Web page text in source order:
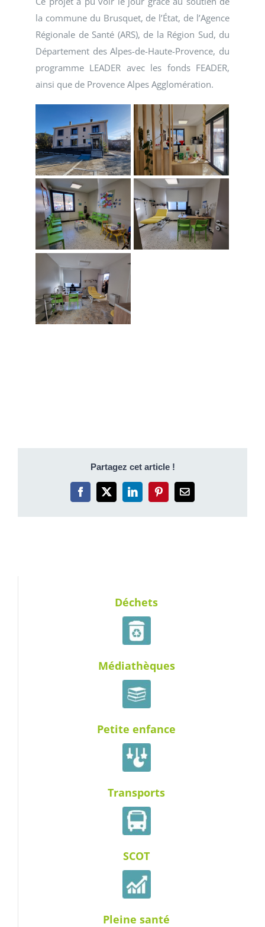
la commune du Brusquet, de l’État, de l’Agence
Régionale de Santé (ARS), de la Région Sud, du
Département des Alpes-de-Haute-Provence, du
programme LEADER avec les fonds FEADER,
ainsi que de Provence Alpes Agglomération.
Partagez cet article !
Facebook
X LinkedInPinterestEmail
Déchets
Médiathèques
Petite enfance
Transports
SCOT
Pleine santé